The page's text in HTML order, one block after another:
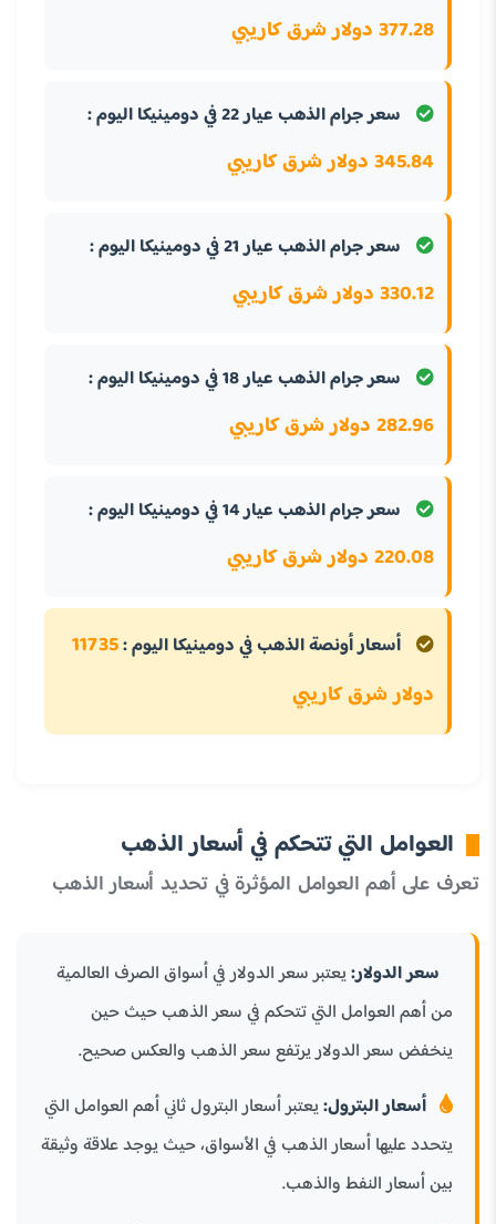
377.28 دولار شرق كاريبي
سعر جرام الذهب عيار 22 في دومينيكا اليوم :
345.84 دولار شرق كاريبي
سعر جرام الذهب عيار 21 في دومينيكا اليوم :
330.12 دولار شرق كاريبي
سعر جرام الذهب عيار 18 في دومينيكا اليوم :
282.96 دولار شرق كاريبي
سعر جرام الذهب عيار 14 في دومينيكا اليوم :
220.08 دولار شرق كاريبي
أسعار أونصة الذهب في دومينيكا اليوم :11735
دولار شرق كاريبي
العوامل التي تتحكم في أسعار الذهب
تعرف على أهم العوامل المؤثرة في تحديد أسعار الذهب
سعر الدولار:يعتبر سعر الدولار في أسواق الصرف العالمية
من أهم العوامل التي تتحكم في سعر الذهب حيث حين
ينخفض سعر الدولار يرتفع سعر الذهب والعكس صحيح.
أسعار البترول:يعتبر أسعار البترول ثاني أهم العوامل التي
يتحدد عليها أسعار الذهب في الأسواق، حيث يوجد علاقة وثيقة
بين أسعار النفط والذهب.